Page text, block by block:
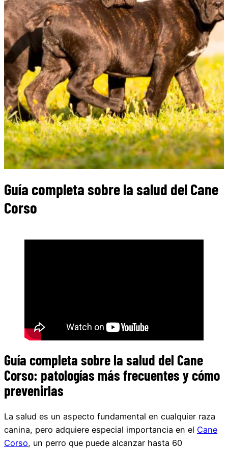
Guía completa sobre la salud del Cane
Corso
Guía completa sobre la salud del Cane
Corso: patologías más frecuentes y cómo
prevenirlas
La salud es un aspecto fundamental en cualquier raza
canina, pero adquiere especial importancia en el Cane
Corso, un perro que puede alcanzar hasta 60